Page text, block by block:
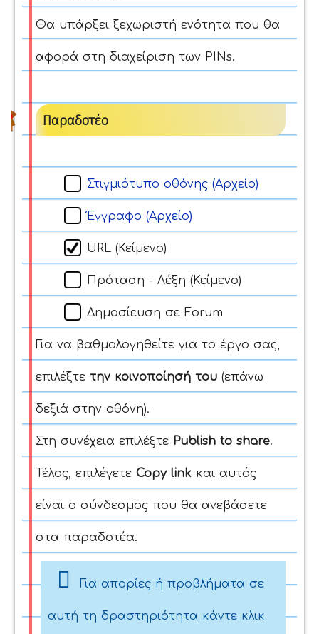
Θα υπάρξει ξεχωριστή ενότητα που θα
αφορά στη διαχείριση των PINs.
Παραδοτέο
Στιγμιότυπο οθόνης (Αρχείο)
Έγγραφο (Αρχείο)
URL (Κείμενο)
Πρόταση - Λέξη (Κείμενο)
Δημοσίευση σε Forum
Για να βαθμολογηθείτε για το έργο σας,
επιλέξτε την κοινοποίησή του (επάνω
δεξιά στην οθόνη).
Στη συνέχεια επιλέξτε Publish to share.
Τέλος, επιλέγετε Copy link και αυτός
είναι ο σύνδεσμος που θα ανεβάσετε
στα παραδοτέα.
Για απορίες ή προβλήματα σε
αυτή τη δραστηριότητα κάντε κλικ